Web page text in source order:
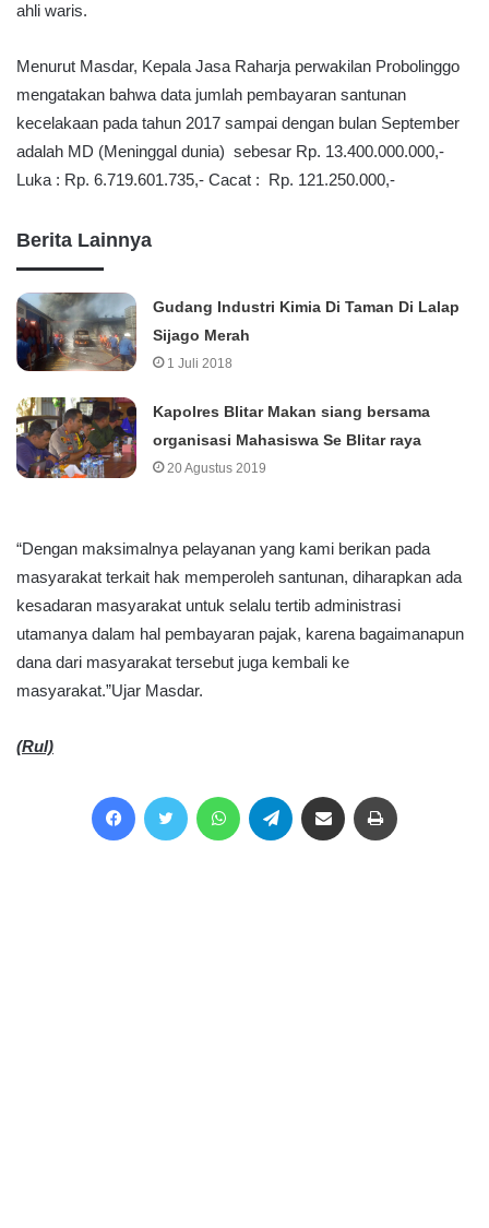
ahli waris.
Menurut Masdar, Kepala Jasa Raharja perwakilan Probolinggo
mengatakan bahwa data jumlah pembayaran santunan
kecelakaan pada tahun 2017 sampai dengan bulan September
adalah MD (Meninggal dunia) sebesar Rp. 13.400.000.000,-
Luka : Rp. 6.719.601.735,- Cacat : Rp. 121.250.000,-
Berita Lainnya
Gudang Industri Kimia Di Taman Di Lalap
Sijago Merah
1 Juli 2018
Kapolres Blitar Makan siang bersama
organisasi Mahasiswa Se Blitar raya
20 Agustus 2019
“Dengan maksimalnya pelayanan yang kami berikan pada
masyarakat terkait hak memperoleh santunan, diharapkan ada
kesadaran masyarakat untuk selalu tertib administrasi
utamanya dalam hal pembayaran pajak, karena bagaimanapun
dana dari masyarakat tersebut juga kembali ke
masyarakat.”Ujar Masdar.
(Rul)